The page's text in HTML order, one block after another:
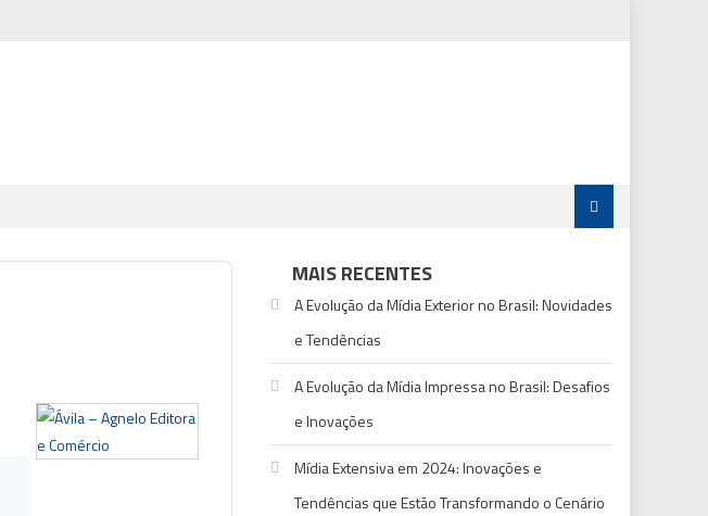
MAIS RECENTES
A Evolução da Mídia Exterior no Brasil: Novidades
e Tendências
A Evolução da Mídia Impressa no Brasil: Desafios
e Inovações
Mídia Extensiva em 2024: Inovações e
Tendências que Estão Transformando o Cenário